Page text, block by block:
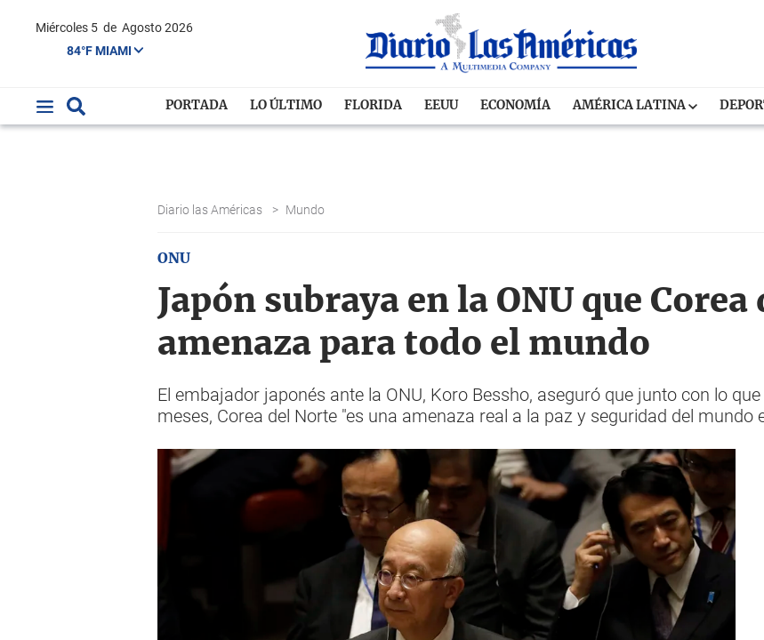
Miércoles 5 de Agosto 2026
84°F MIAMI
PORTADA LO ÚLTIMO FLORIDA EEUU ECONOMÍA AMÉRICA LATINA
Diario las Américas > Mundo
ONU
Japón subraya en la ONU que
amenaza para todo el mundo
El embajador japonés ante la ONU, Koro Bessho, aseguró que junto con lo
meses, Corea del Norte "es una amenaza real a la paz y seguridad del mundo